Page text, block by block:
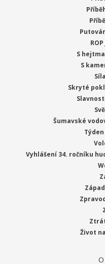
S
S
Skryté
Šumavské
Vyhlášení 34. ročníku
Život